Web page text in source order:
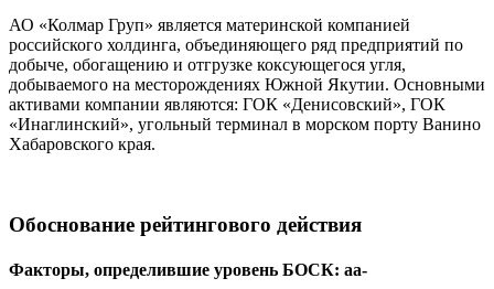
АО «Колмар Груп» является материнской компанией
российского холдинга, объединяющего ряд предприятий по
добыче, обогащению и отгрузке коксующегося угля,
добываемого на месторождениях Южной Якутии. Основными
активами компании являются: ГОК «Денисовский», ГОК
«Инаглинский», угольный терминал в морском порту Ванино
Хабаровского края.
Обоснование рейтингового действия
Факторы, определившие уровень БОСК: aa-